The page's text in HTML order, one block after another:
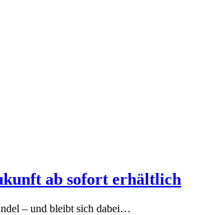
ab sofort erhältlich
– und bleibt sich dabei…